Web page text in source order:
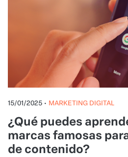
15/01/2025 • MARKETING DIGITAL
¿Qué puedes
marcas famosas
de contenido?